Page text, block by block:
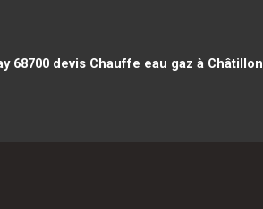
68700devis Chauffe eau gaz à Châtillon